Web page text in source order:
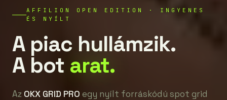
AFFILION OPEN EDITION · INGYENES
ÉS NYÍLT
A piac hullámzik.
A bot arat.
Az OKX GRID PRO egy nyílt forráskódú spot grid